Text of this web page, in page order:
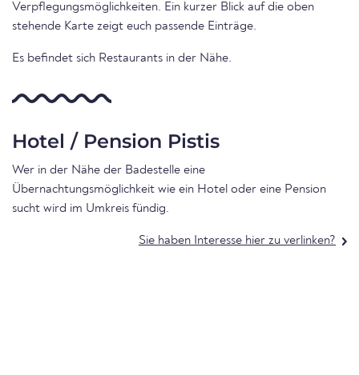
Verpflegungsmöglichkeiten. Ein kurzer Blick auf die oben
stehende Karte zeigt euch passende Einträge.
Es befindet sich Restaurants in der Nähe.
Hotel / Pension Pistis
Wer in der Nähe der Badestelle eine
Übernachtungsmöglichkeit wie ein Hotel oder eine Pension
sucht wird im Umkreis fündig.
Sie haben Interesse hier zu verlinken?